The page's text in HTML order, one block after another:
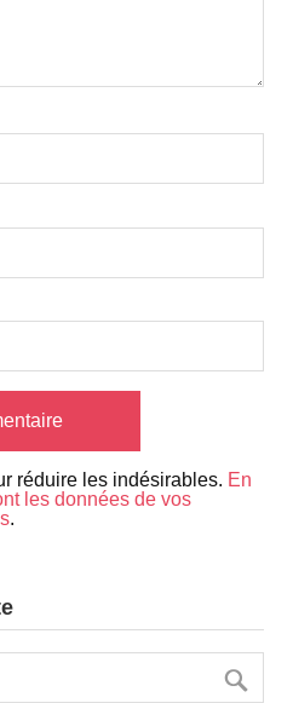
réduire les indésirables. En
les données de vos
.